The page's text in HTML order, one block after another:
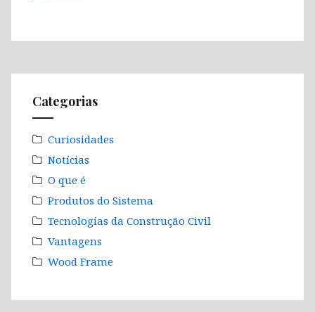
Categorias
Curiosidades
Notícias
O que é
Produtos do Sistema
Tecnologias da Construção Civil
Vantagens
Wood Frame